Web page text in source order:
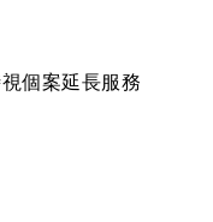
外交表現，高度支持
行動方案」記者
個案延長服務